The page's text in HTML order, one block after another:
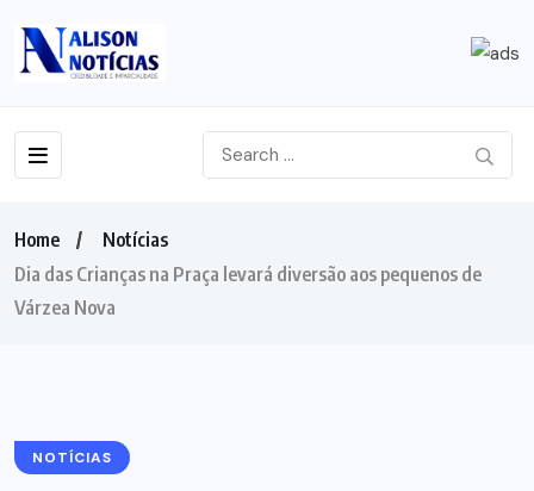
Home
Notícias
Dia das Crianças na Praça levará diversão aos pequenos de
Várzea Nova
NOTÍCIAS